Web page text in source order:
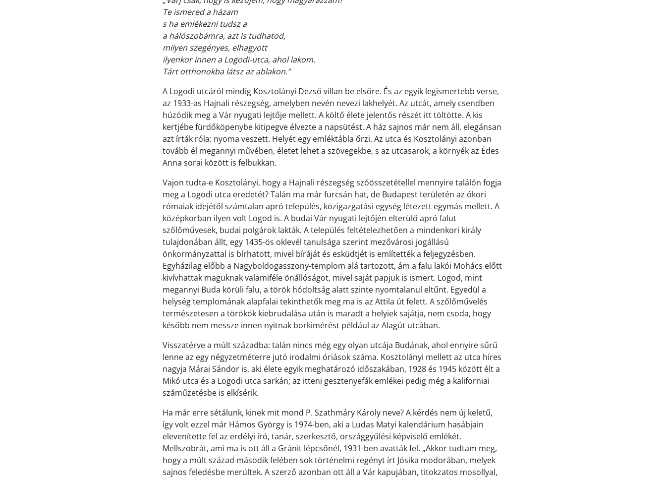
Te ismered a házam
s ha emlékezni tudsz a
a hálószobámra, azt is tudhatod,
milyen szegényes, elhagyott
ilyenkor innen a Logodi-utca, ahol lakom.
Tárt otthonokba látsz az ablakon.”
A Logodi utcáról mindig Kosztolányi Dezső villan be elsőre. És az egyik legismertebb verse,
az 1933-as Hajnali részegség, amelyben nevén nevezi lakhelyét. Az utcát, amely csendben
húzódik meg a Vár nyugati lejtője mellett. A költő élete jelentős részét itt töltötte. A kis
kertjébe fürdőköpenybe kitipegve élvezte a napsütést. A ház sajnos már nem áll, elegánsan
azt írták róla: nyoma veszett. Helyét egy emléktábla őrzi. Az utca és Kosztolányi azonban
tovább él megannyi művében, életet lehet a szövegekbe, s az utcasarok, a környék az Édes
Anna sorai között is felbukkan.
Vajon tudta-e Kosztolányi, hogy a Hajnali részegség szóösszetétellel mennyire találón fogja
meg a Logodi utca eredetét? Talán ma már furcsán hat, de Budapest területén az ókori
rómaiak idejétől számtalan apró település, közigazgatási egység létezett egymás mellett. A
középkorban ilyen volt Logod is. A budai Vár nyugati lejtőjén elterülő apró falut
szőlőművesek, budai polgárok lakták. A település feltételezhetően a mindenkori király
tulajdonában állt, egy 1435-ös oklevél tanulsága szerint mezővárosi jogállású
önkormányzattal is bírhatott, mivel bíráját és esküdtjét is említették a feljegyzésben.
Egyházilag előbb a Nagyboldogasszony-templom alá tartozott, ám a falu lakói Mohács előtt
kivívhattak maguknak valamiféle önállóságot, mivel saját papjuk is ismert. Logod, mint
megannyi Buda körüli falu, a török hódoltság alatt szinte nyomtalanul eltűnt. Egyedül a
helység templomának alapfalai tekinthetők meg ma is az Attila út felett. A szőlőművelés
természetesen a törökök kiebrudalása után is maradt a helyiek sajátja, nem csoda, hogy
később nem messze innen nyitnak borkimérést például az Alagút utcában.
Visszatérve a múlt századba: talán nincs még egy olyan utcája Budának, ahol ennyire sűrű
lenne az egy négyzetméterre jutó irodalmi óriások száma. Kosztolányi mellett az utca híres
nagyja Márai Sándor is, aki élete egyik meghatározó időszakában, 1928 és 1945 között élt a
Mikó utca és a Logodi utca sarkán; az itteni gesztenyefák emlékei pedig még a kaliforniai
száműzetésbe is elkísérik.
Ha már erre sétálunk, kinek mit mond P. Szathmáry Károly neve? A kérdés nem új keletű,
így volt ezzel már Hámos György is 1974-ben, aki a Ludas Matyi kalendárium hasábjain
elevenítette fel az erdélyi író, tanár, szerkesztő, országgyűlési képviselő emlékét.
Mellszobrát, ami ma is ott áll a Gránit lépcsőnél, 1931-ben avatták fel. „Akkor tudtam meg,
hogy a múlt század második felében sok történelmi regényt írt Jósika modorában, melyek
sajnos feledésbe merültek. A szerző azonban ott áll a Vár kapujában, titokzatos mosollyal,